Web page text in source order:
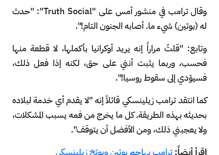
وقال ترامب في منشور أمس على "Truth Social": "حدث
له (بوتين) شيء ما. أصابه الجنون التام!".
وتابع: "قلتُ مراراً إنه يريد أوكرانيا بأكملها، لا قطعة منها
فحسب، وربما يثبت أنني على حق، لكنه إذا فعل ذلك،
فسيؤدي إلى سقوط روسيا!".
كما انتقد ترامب زيلينسكي قائلاً إنه "لا يقدم أي خدمة لبلاده
بحديثه بهذه الطريقة. كل ما يخرج من فمه يسبب المشكلات،
ولا يعجبني ذلك، ومن الأفضل أن يتوقف".
اقرأ أيضاً:ترامب يهاجم بوتين ويوبّخ زيلينسكي